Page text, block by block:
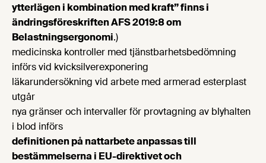
ytterlägen i kombination med kraft” finns i
ändringsföreskriften AFS 2019:8 om
Belastningsergonomi.)
medicinska kontroller med tjänstbarhetsbedömning
införs vid kvicksilverexponering
läkarundersökning vid arbete med armerad esterplast
utgår
nya gränser och intervaller för provtagning av blyhalten
i blod införs
definitionen på nattarbete anpassas till
bestämmelserna i EU-direktivet och